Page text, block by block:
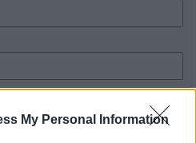
My Personal Information